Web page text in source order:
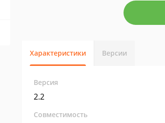
Характеристики Версии
Версия
2.2
Совместимость